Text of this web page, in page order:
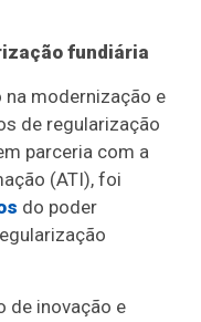
fundiária
modernização e
de regularização
parceria com a
(ATI), foi
do poder
de inovação e